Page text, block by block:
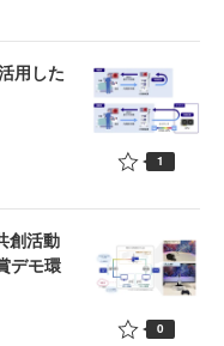
用した
1
創活動
デモ環
0